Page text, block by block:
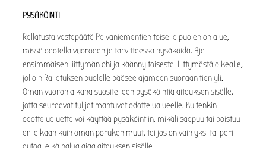
PYSÄKÖINTI
Rallatusta vastapäätä Palvaniementien toisella puolen on alue,
missä odotella vuoroaan ja tarvittaessa pysäköidä. Aja
ensimmäisen liittymän ohi ja käänny toisesta liittymästä oikealle,
jolloin Rallatuksen puolelle pääsee ajamaan suoraan tien yli.
Oman vuoron aikana suositellaan pysäköintiä aitauksen sisälle,
jotta seuraavat tulijat mahtuvat odottelualueelle. Kuitenkin
odottelualuetta voi käyttää pysäköintiin, mikäli saapuu tai poistuu
eri aikaan kuin oman porukan muut, tai jos on vain yksi tai pari